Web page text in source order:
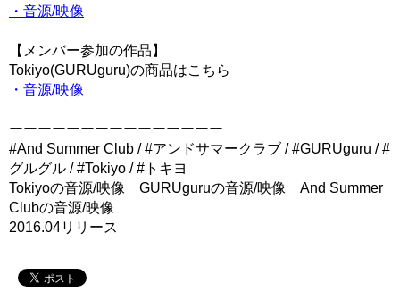
・音源/映像
【メンバー参加の作品】
Tokiyo(GURUguru)の商品はこちら
・音源/映像
ーーーーーーーーーーーーーーー
#And Summer Club / #アンドサマークラブ / #GURUguru / #
グルグル / #Tokiyo / #トキヨ
Tokiyoの音源/映像 GURUguruの音源/映像 And Summer
Clubの音源/映像
2016.04リリース